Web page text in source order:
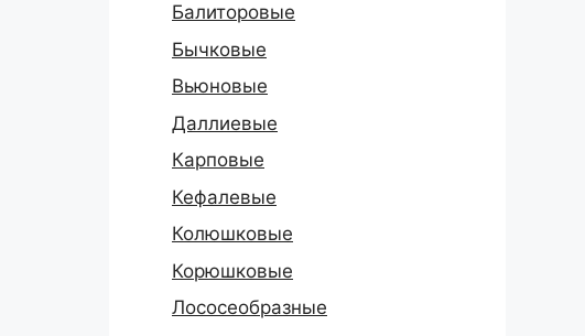
Балиторовые
Бычковые
Вьюновые
Даллиевые
Карповые
Кефалевые
Колюшковые
Корюшковые
Лососеобразные